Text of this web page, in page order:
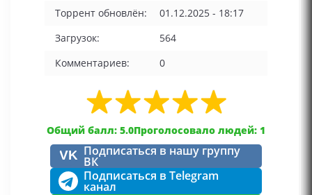
Торрент обновлён:
01.12.2025 - 18:17
Загрузок:
564
Комментариев:
0
Общий балл: 5.0Проголосовало людей: 1
VK Подписаться в нашу группу
ВК
Подписаться в Telegram
канал